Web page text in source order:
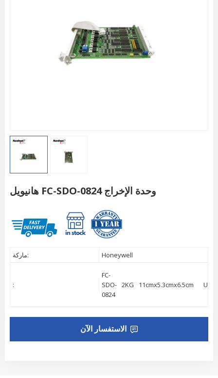
هانيويل FC-SDO-0824 وحدة الإخراج
ماركة: Honeywell
:
FC-
SDO-
0824
2KG 11cmx5.3cmx6.5cm USA